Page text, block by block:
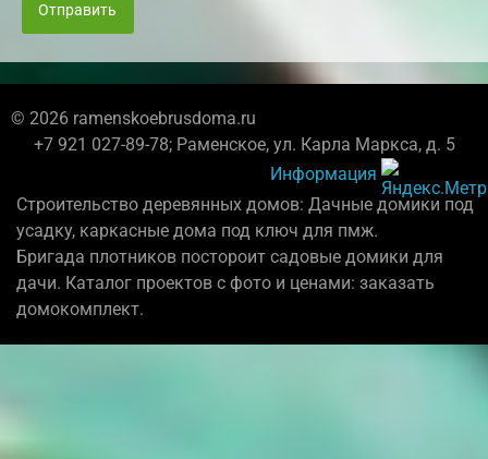
Отправить
© 2026 ramenskoebrusdoma.ru
+7 921 027-89-78; Раменское, ул. Карла Маркса, д. 5
Информация
Строительство деревянных домов: Дачные домики под
усадку, каркасные дома под ключ для пмж.
Бригада плотников постороит садовые домики для
дачи. Каталог проектов с фото и ценами: заказать
домокомплект.